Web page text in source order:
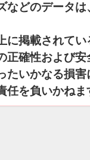
などのデータ
に掲載されて
正確性および
たいかなる損
を負いかねま